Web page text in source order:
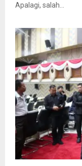
Apalagi, salah...